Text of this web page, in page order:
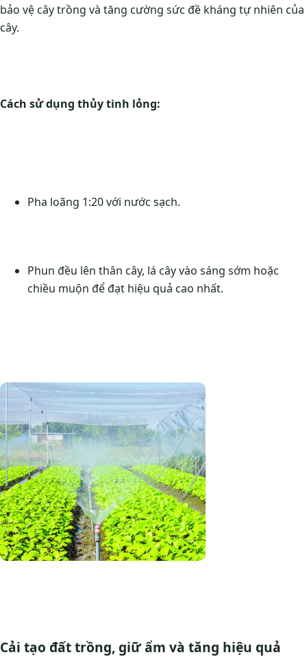
bảo vệ cây trồng và tăng cường sức đề kháng tự nhiên của
cây.
Cách sử dụng thủy tinh lỏng:
Pha loãng 1:20 với nước sạch.
Phun đều lên thân cây, lá cây vào sáng sớm hoặc
chiều muộn để đạt hiệu quả cao nhất.
Cải tạo đất trồng, giữ ẩm và tăng hiệu quả